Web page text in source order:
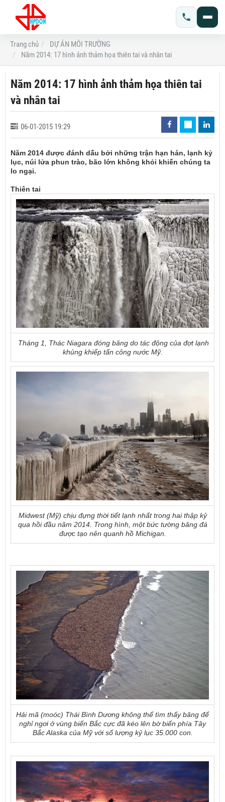
Trang chủ
DỰ ÁN MÔI TRƯỜNG
Năm 2014: 17 hình ảnh thảm họa thiên tai và nhân tai
Năm 2014: 17 hình ảnh thảm họa thiên tai
và nhân tai
06-01-2015 19:29
Năm 2014 được đánh dấu bởi những trận hạn hán, lạnh kỷ
lục, núi lửa phun trào, bão lớn không khỏi khiến chúng ta
lo ngại.
Thiên tai
Tháng 1, Thác Niagara đóng băng do tác động của đợt lạnh
khủng khiếp tấn công nước Mỹ.
Midwest (Mỹ) chịu đựng thời tiết lạnh nhất trong hai thập kỷ
qua hồi đầu năm 2014. Trong hình, một bức tường băng đá
được tạo nên quanh hồ Michigan.
Hải mã (moóc) Thái Bình Dương không thể tìm thấy băng để
nghỉ ngơi ở vùng biển Bắc cực đã kéo lên bờ biển phía Tây
Bắc Alaska của Mỹ với số lượng kỷ lục 35.000 con.